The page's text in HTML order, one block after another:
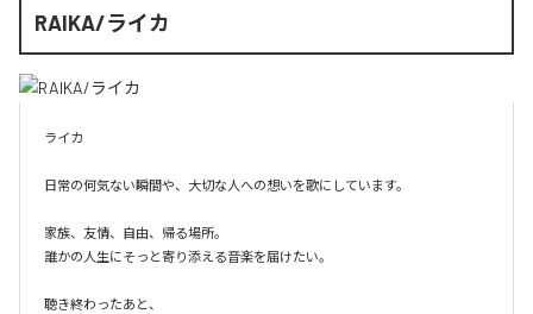
RAIKA/ライカ
ライカ
日常の何気ない瞬間や、大切な人への想いを歌にしています。
家族、友情、自由、帰る場所。
誰かの人生にそっと寄り添える音楽を届けたい。
聴き終わったあと、